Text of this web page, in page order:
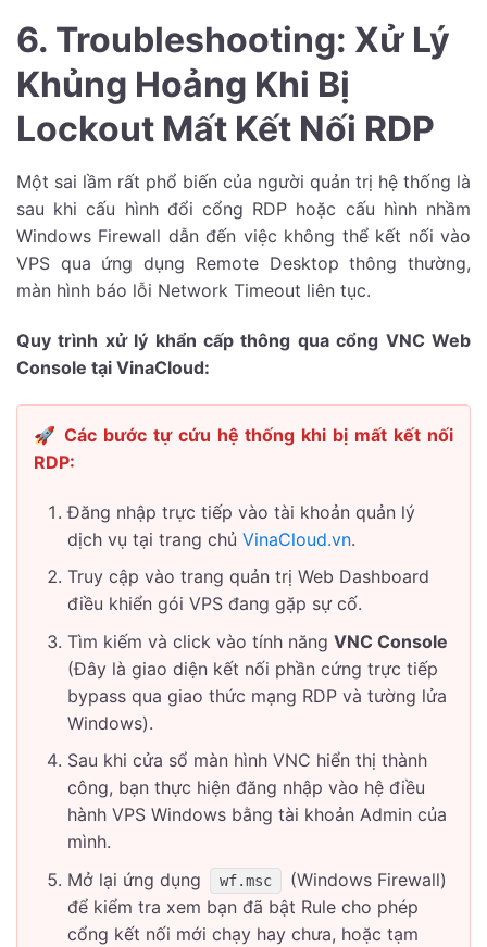
6. Troubleshooting: Xử Lý
Khủng Hoảng Khi Bị
Lockout Mất Kết Nối RDP
Một sai lầm rất phổ biến của người quản trị hệ thống là
sau khi cấu hình đổi cổng RDP hoặc cấu hình nhầm
Windows Firewall dẫn đến việc không thể kết nối vào
VPS qua ứng dụng Remote Desktop thông thường,
màn hình báo lỗi Network Timeout liên tục.
Quy trình xử lý khẩn cấp thông qua cổng VNC Web
Console tại VinaCloud:
🚀 Các bước tự cứu hệ thống khi bị mất kết nối
RDP:
Đăng nhập trực tiếp vào tài khoản quản lý
dịch vụ tại trang chủ VinaCloud.vn.
Truy cập vào trang quản trị Web Dashboard
điều khiển gói VPS đang gặp sự cố.
Tìm kiếm và click vào tính năng VNC Console
(Đây là giao diện kết nối phần cứng trực tiếp
bypass qua giao thức mạng RDP và tường lửa
Windows).
Sau khi cửa sổ màn hình VNC hiển thị thành
công, bạn thực hiện đăng nhập vào hệ điều
hành VPS Windows bằng tài khoản Admin của
mình.
Mở lại ứng dụng
wf.msc
(Windows Firewall)
để kiểm tra xem bạn đã bật Rule cho phép
cổng kết nối mới chạy hay chưa, hoặc tạm